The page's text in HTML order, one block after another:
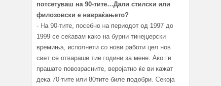
потсетуваш на 90-тите…Дали стилски или
филозовски е навраќањето?
- На 90-тите, посебно на периодот од 1997 до
1999 се сеќавам како на бурни тинејџерски
времиња, исполнети со нови работи цел нов
свет се отвараше тие години за мене. Ако ги
прашате повозрасните, веројатно ќе ви кажат
дека 70-тите или 80тите биле подобри. Секоја